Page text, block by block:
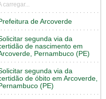
carregar...
de Arcoverde
segunda via da
de nascimento em
Pernambuco (PE)
segunda via da
de óbito em Arcoverde,
(PE)